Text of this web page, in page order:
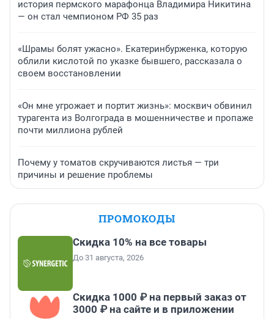
история пермского марафонца Владимира Никитина
— он стал чемпионом РФ 35 раз
«Шрамы болят ужасно». Екатеринбурженка, которую
облили кислотой по указке бывшего, рассказала о
своем восстановлении
«Он мне угрожает и портит жизнь»: москвич обвинил
турагента из Волгограда в мошенничестве и пропаже
почти миллиона рублей
Почему у томатов скручиваются листья — три
причины и решение проблемы
ПРОМОКОДЫ
Скидка 10% на все товары
До 31 августа, 2026
Скидка 1000 ₽ на первый заказ от
3000 ₽ на сайте и в приложении